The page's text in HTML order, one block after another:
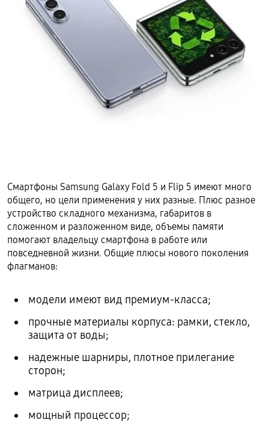
Смартфоны Samsung Galaxy Fold 5 и Flip 5 имеют много
общего, но цели применения у них разные. Плюс разное
устройство складного механизма, габаритов в
сложенном и разложенном виде, объемы памяти
помогают владельцу смартфона в работе или
повседневной жизни. Общие плюсы нового поколения
флагманов:
модели имеют вид премиум-класса;
прочные материалы корпуса: рамки, стекло,
защита от воды;
надежные шарниры, плотное прилегание
сторон;
матрица дисплеев;
мощный процессор;